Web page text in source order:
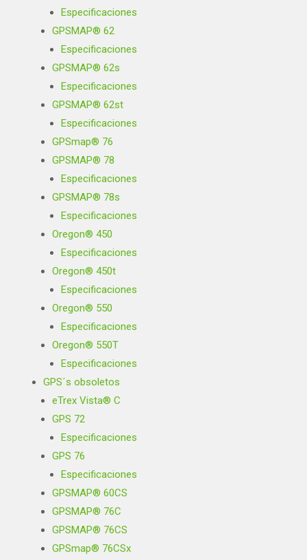
Especificaciones
GPSMAP® 62
Especificaciones
GPSMAP® 62s
Especificaciones
GPSMAP® 62st
Especificaciones
GPSmap® 76
GPSMAP® 78
Especificaciones
GPSMAP® 78s
Especificaciones
Oregon® 450
Especificaciones
Oregon® 450t
Especificaciones
Oregon® 550
Especificaciones
Oregon® 550T
Especificaciones
GPS´s obsoletos
eTrex Vista® C
GPS 72
Especificaciones
GPS 76
Especificaciones
GPSMAP® 60CS
GPSMAP® 76C
GPSMAP® 76CS
GPSmap® 76CSx